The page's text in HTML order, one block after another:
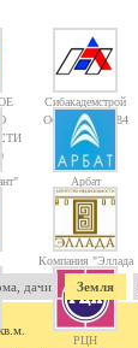
Сибакадемстрой
Объектов: 10084
Арбат
Компания "Эллада
РЦН
дачи Земля